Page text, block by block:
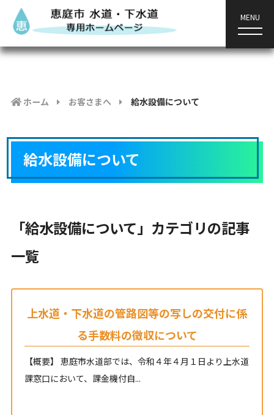
MENU
ホーム お客さまへ 給水設備について
給水設備について
「給水設備について」カテゴリの記事
一覧
上水道・下水道の管路図等の写しの交付に係
る手数料の徴収について
【概要】 恵庭市水道部では、令和４年４月１日より上水道
課窓口において、課金機付自...